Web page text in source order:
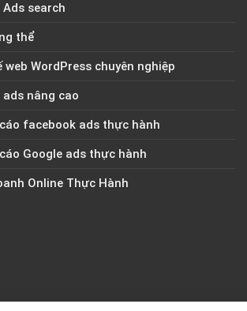
Ads search
thể
WordPress chuyên nghiệp
ads nâng cao
facebook ads thực hành
Google ads thực hành
Online Thực Hành